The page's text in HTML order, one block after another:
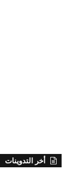
أخر التدوينات